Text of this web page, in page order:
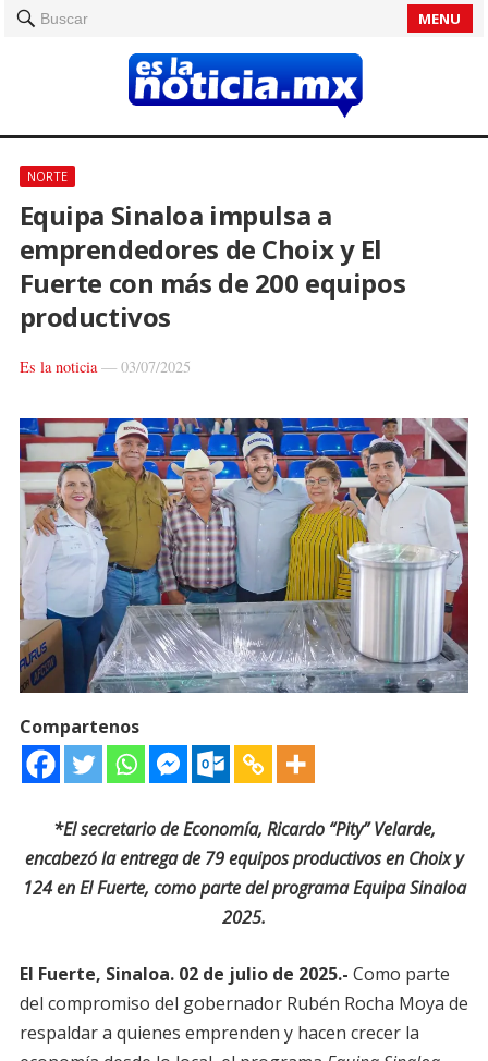
Buscar MENU
NORTE
Equipa Sinaloa impulsa a
emprendedores de Choix y El
Fuerte con más de 200 equipos
productivos
Es la noticia— 03/07/2025
Compartenos
*El secretario de Economía, Ricardo “Pity” Velarde,
encabezó la entrega de 79 equipos productivos en Choix y
124 en El Fuerte, como parte del programa Equipa Sinaloa
2025.
El Fuerte, Sinaloa. 02 de julio de 2025.- Como parte
del compromiso del gobernador Rubén Rocha Moya de
respaldar a quienes emprenden y hacen crecer la